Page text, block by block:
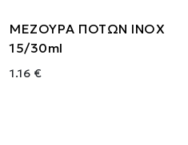
ΜΕΖΟΥΡΑ ΠΟΤΩΝ ΙΝΟΧ
15/30ml
1.16 €